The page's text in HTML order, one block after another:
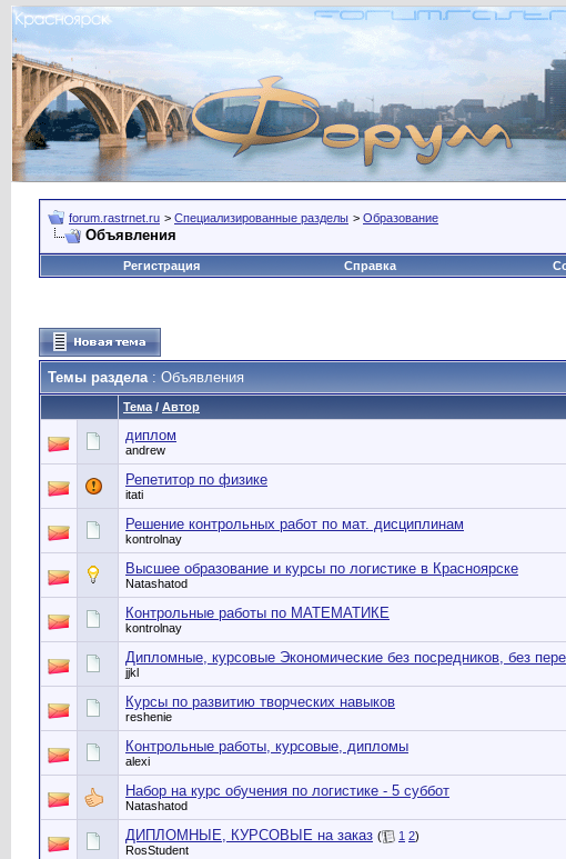
forum.rastrnet.ru > Специализированные разделы > Образование
Объявления
Регистрация
Справка
Темы раздела: Объявления
Тема / Автор
диплом
andrew
Репетитор по физике
itati
Решение контрольных работ по мат. дисциплинам
kontrolnay
Высшее образование и курсы по логистике в Красноярске
Natashatod
Контрольные работы по МАТЕМАТИКЕ
kontrolnay
Дипломные, курсовые Экономические без посредников, без
jjkl
Курсы по развитию творческих навыков
reshenie
Контрольные работы, курсовые, дипломы
alexi
Набор на курс обучения по логистике - 5 суббот
Natashatod
ДИПЛОМНЫЕ, КУРСОВЫЕ на заказ ( 1 2)
RosStudent